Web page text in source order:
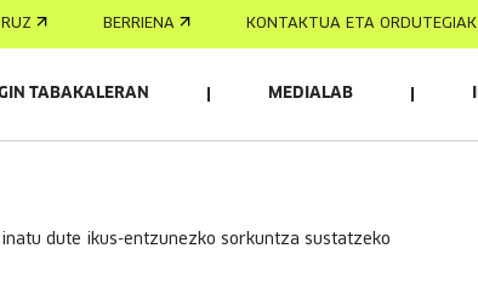
BERRIENA KONTAKTUA ETA ORDUTEGIAK
TABAKALERAN MEDIALAB
dute ikus-entzunezko sorkuntza sustatzeko